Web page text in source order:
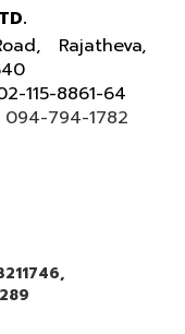
Rajatheva,
115-8861-64
094-794-1782